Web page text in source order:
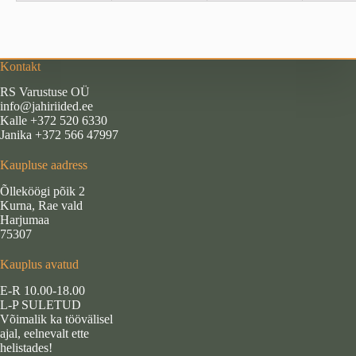
Kontakt
RS Varustuse OÜ
info@jahiriided.ee
Kalle +372 520 6330
Janika +372 566 47997
Kaupluse aadress
Õlleköögi põik 2
Kurna, Rae vald
Harjumaa
75307
Kauplus avatud
E-R 10.00-18.00
L-P SULETUD
Võimalik ka töövälisel
ajal, eelnevalt ette
helistades!